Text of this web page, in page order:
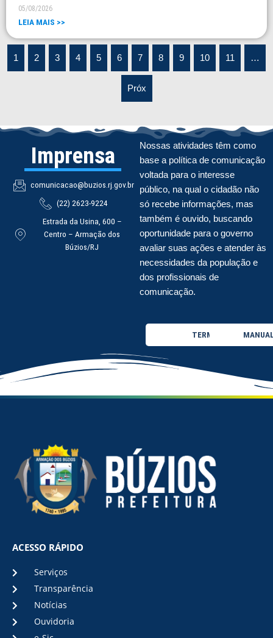
05/08/2026
LEIA MAIS >>
1 2 3 4 5 6 7 8 9 10 11 …
Próx
Imprensa
comunicacao@buzios.rj.gov.br
(22) 2623-9224
Estrada da Usina, 600 –
Centro – Armação dos
Búzios/RJ
Nossas atividades têm como
base a política de comunicação
voltada para o interesse
público, na qual o cidadão não
só recebe informações, mas
também é ouvido, buscando
oportunidade para o governo
avaliar suas ações e atender às
necessidades da população e
dos profissionais de
comunicação.
TERMO DE USO
ACESSO RÁPIDO
Serviços
Transparência
Notícias
Ouvidoria